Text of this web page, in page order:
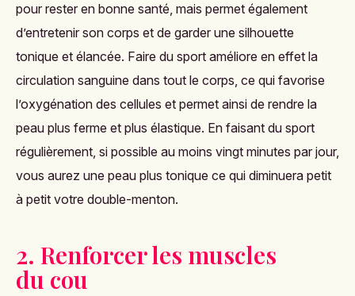
pour rester en bonne santé, mais permet également
d’entretenir son corps et de garder une silhouette
tonique et élancée. Faire du sport améliore en effet la
circulation sanguine dans tout le corps, ce qui favorise
l’oxygénation des cellules et permet ainsi de rendre la
peau plus ferme et plus élastique. En faisant du sport
régulièrement, si possible au moins vingt minutes par jour,
vous aurez une peau plus tonique ce qui diminuera petit
à petit votre double-menton.
2. Renforcer les muscles
du cou